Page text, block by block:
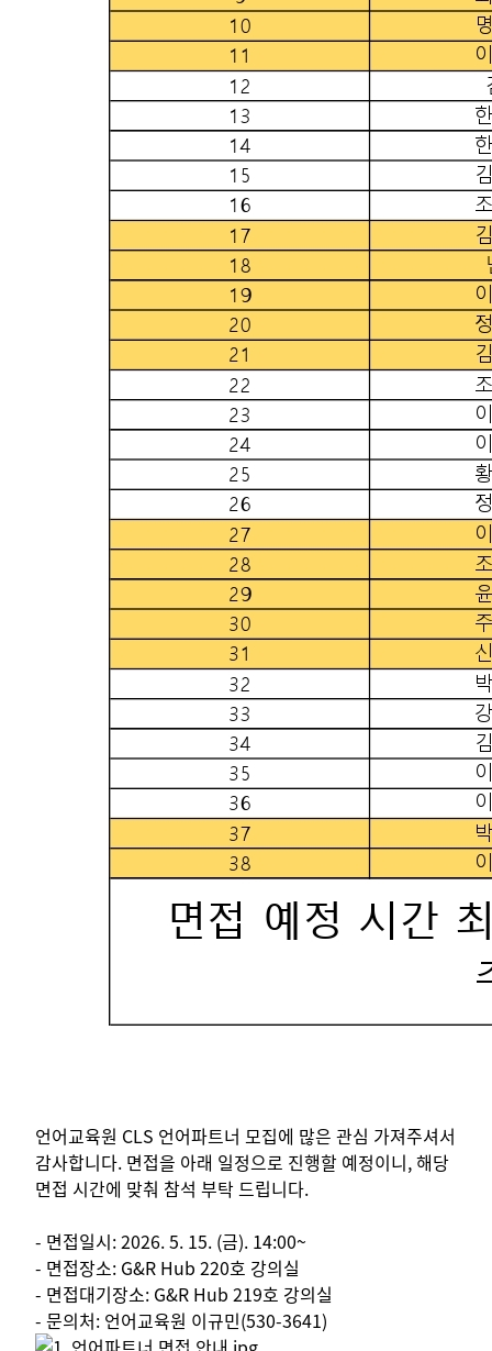
언어교육원 CLS 언어파트너 모집에 많은 관심 가져주셔서
감사합니다. 면접을 아래 일정으로 진행할 예정이니, 해당
면접 시간에 맞춰 참석 부탁 드립니다.
- 면접일시: 2026. 5. 15. (금). 14:00~
- 면접장소: G&R Hub 220호 강의실
- 면접대기장소: G&R Hub 219호 강의실
- 문의처: 언어교육원 이규민(530-3641)